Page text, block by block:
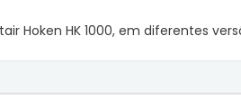
Hoken HK 1000, em diferentes